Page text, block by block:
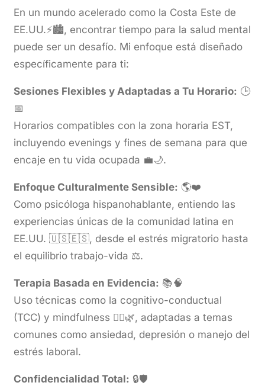
En un mundo acelerado como la Costa Este de
EE.UU.⚡🏙️, encontrar tiempo para la salud mental
puede ser un desafío. Mi enfoque está diseñado
específicamente para ti:
Sesiones Flexibles y Adaptadas a Tu Horario: 🕒
📅
Horarios compatibles con la zona horaria EST,
incluyendo evenings y fines de semana para que
encaje en tu vida ocupada 💼🌙.
Enfoque Culturalmente Sensible: 🌎❤️
Como psicóloga hispanohablante, entiendo las
experiencias únicas de la comunidad latina en
EE.UU. 🇺🇸🇪🇸, desde el estrés migratorio hasta
el equilibrio trabajo-vida ⚖️.
Terapia Basada en Evidencia: 📚🧠
Uso técnicas como la cognitivo-conductual
(TCC) y mindfulness 🧘‍♀️🌿, adaptadas a temas
comunes como ansiedad, depresión o manejo del
estrés laboral.
Confidencialidad Total: 🔒🛡️